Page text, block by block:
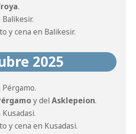
.
Balikesir.
y cena en Balikesir.
2025
Pérgamo.
y del Asklepeion.
y cena en Kusadasi.